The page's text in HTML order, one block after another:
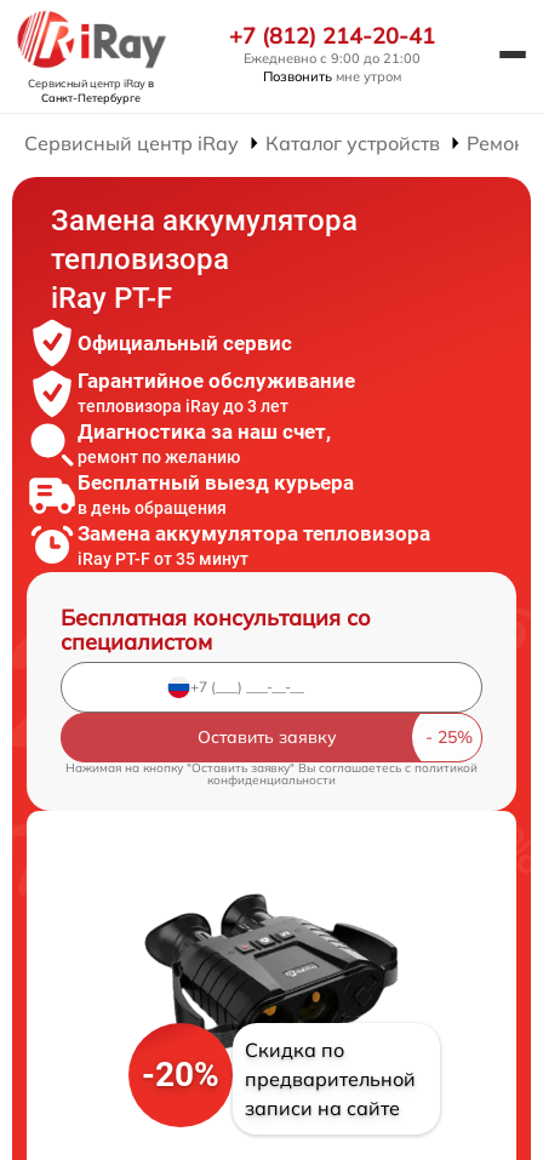
Сервисный центр iRayв
Санкт-Петербурге
+7 (812) 214-20-41
Ежедневно с 9:00 до 21:00
Позвонить мне утром
Сервисный центр iRay Каталог устройств Ремонт
Замена аккумулятора
тепловизора
iRay PT-F
Официальный сервис
Гарантийное обслуживание
тепловизора iRay до 3 лет
Диагностика за наш счет,
ремонт по желанию
Бесплатный выезд курьера
в день обращения
Замена аккумулятора тепловизора
iRay PT-F от 35 минут
Бесплатная консультация со
специалистом
Оставить заявку
Нажимая на кнопку "Оставить заявку" Вы соглашаетесь cполитикой
конфиденциальности
-20%
Скидка по
предварительной
записи на сайте